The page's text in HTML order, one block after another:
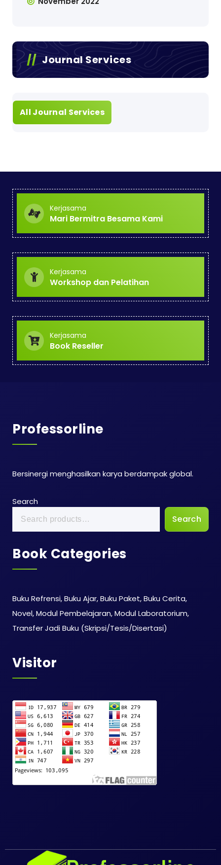
Journal Services
All Journal Services
Kerjasama
Mari Bermitra Besama Kami
Kerjasama
Workshop dan Pelatihan
Kerjasama
Book Reseller
Professorline
Bersinergi menghasilkan karya berdampak global.
Search
Search
Book Categories
Buku Refrensi, Buku Ajar, Buku Paket, Buku Cerita,
Novel, Modul Pembelajaran, Modul Laboratorium,
Transfer Jadi Buku (Skripsi/Tesis/Disertasi)
Visitor